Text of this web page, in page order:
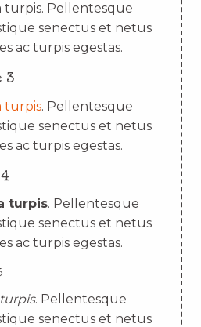
Pellentesque
senectus et netus
ac turpis egestas.
3
turpis. Pellentesque
senectus et netus
ac turpis egestas.
turpis. Pellentesque
senectus et netus
ac turpis egestas.
. Pellentesque
senectus et netus